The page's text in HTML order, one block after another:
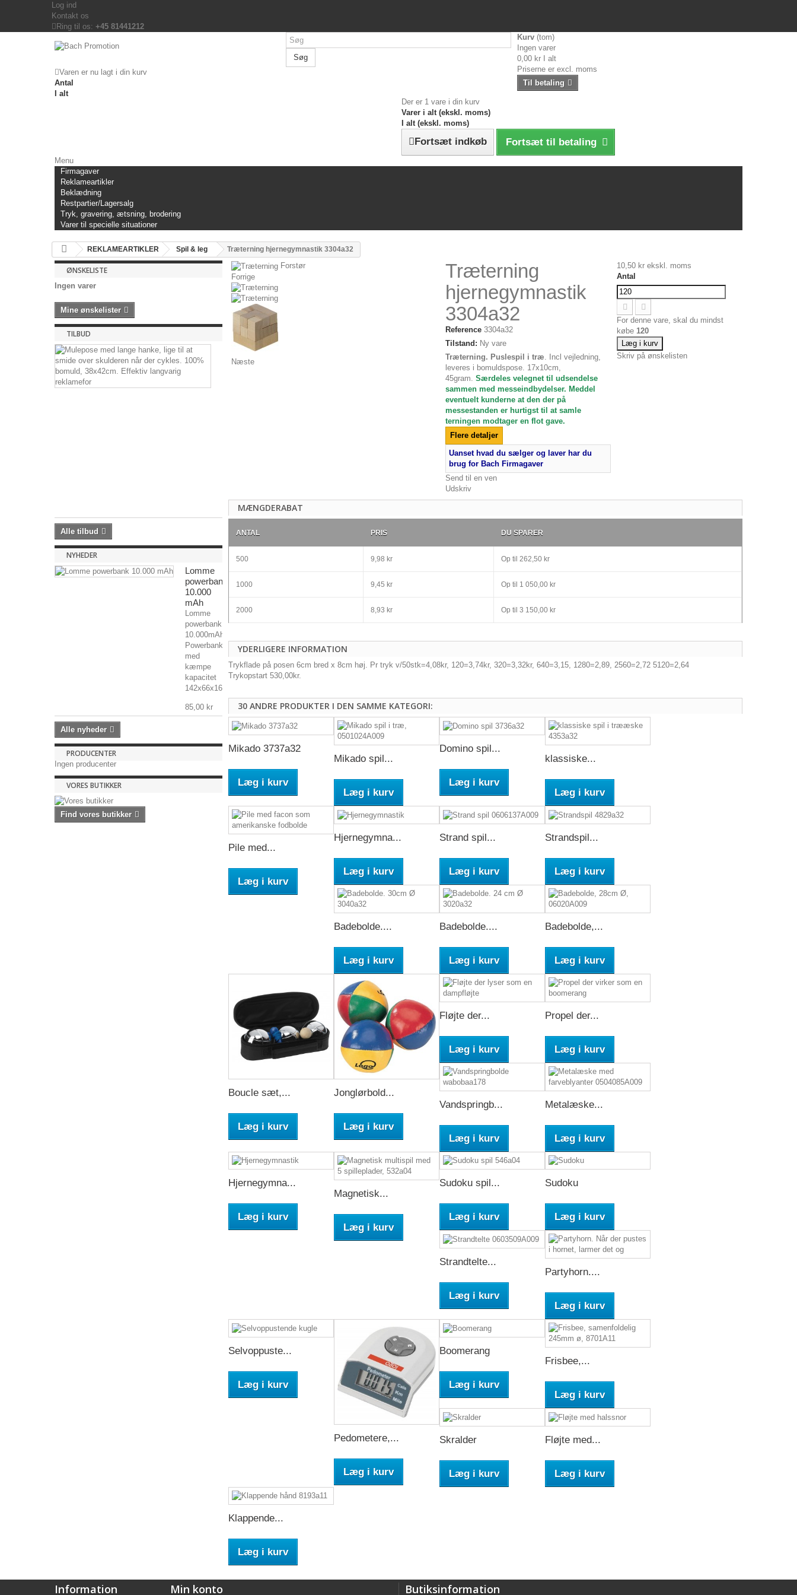
Log ind
Kontakt os
Ring til os: +45 81441212
Søg
Kurv (tom)
Ingen varer
0,00 kr
I alt
Priserne er excl. moms
Til betaling
Varen er nu lagt i din kurv
Antal
I alt
Der er 1 vare i din kurv
Varer i alt (ekskl. moms)
I alt (ekskl. moms)
Fortsæt indkøb Fortsæt til betaling
Menu
Firmagaver
Reklameartikler
Beklædning
Restpartier/Lagersalg
Tryk, gravering, ætsning, brodering
Varer til specielle situationer
REKLAMEARTIKLER Spil & leg Træterning hjernegymnastik 3304a32
ØNSKELISTE
Ingen varer
Mine ønskelister
TILBUD
Muleposer
med
8,40
Alle tilbud
NYHEDER
Lomme
powerbank
10.000
mAh
Lomme
powerbank
10.000mAh
Powerbank
med
kæmpe
kapacitet
142x66x16mm,...
85,00 kr
Alle nyheder
PRODUCENTER
Ingen producenter
VORES BUTIKKER
Find vores butikker
Forstør
Forrige
Næste
Træterning
hjernegymnastik
3304a32
Reference 3304a32
Tilstand: Ny vare
Træterning. Puslespil i træ. Incl vejledning,
leveres i bomuldspose. 17x10cm,
45gram. Særdeles velegnet til udsendelse
sammen med messeindbydelser. Meddel
eventuelt kunderne at den der på
messestanden er hurtigst til at samle
terningen modtager en flot gave.
Flere detaljer
Uanset hvad du sælger og laver har du
brug for Bach Firmagaver
Send til en ven
Udskriv
10,50 kr ekskl. moms
Antal
For denne vare, skal du mindst
købe120
Læg i kurv
Skriv på ønskelisten
MÆNGDERABAT
ANTAL PRIS DU SPARER
500 9,98 kr Op til 262,50 kr
1000 9,45 kr Op til 1 050,00 kr
2000 8,93 kr Op til 3 150,00 kr
YDERLIGERE INFORMATION
Trykflade på posen 6cm bred x 8cm høj. Pr tryk v/50stk=4,08kr, 120=3,74kr, 320=3,32kr, 640=3,15, 1280=2,89, 2560=2,72 5120=2,64
Trykopstart 530,00kr.
30 ANDRE PRODUKTER I DEN SAMME KATEGORI:
Mikado 3737a32
Læg i kurv
Mikado spil...
Læg i kurv
Domino spil...
Læg i kurv
klassiske...
Læg i kurv
Pile med...
Læg i kurv
Hjernegymna...
Læg i kurv
Strand spil...
Læg i kurv
Strandspil...
Læg i kurv
Badebolde....
Læg i kurv
Badebolde....
Læg i kurv
Badebolde,...
Læg i kurv
Boucle sæt,...
Læg i kurv
Jonglørbold...
Læg i kurv
Fløjte der...
Læg i kurv
Propel der...
Læg i kurv
Vandspringb...
Læg i kurv
Metalæske...
Læg i kurv
Hjernegymna...
Læg i kurv
Magnetisk...
Læg i kurv
Sudoku spil...
Læg i kurv
Sudoku
Læg i kurv
Strandtelte...
Læg i kurv
Partyhorn....
Læg i kurv
Selvoppuste...
Læg i kurv
Pedometere,...
Læg i kurv
Boomerang
Læg i kurv
Frisbee,...
Læg i kurv
Skralder
Læg i kurv
Fløjte med...
Læg i kurv
Klappende...
Læg i kurv
Information Min konto Butiksinformation